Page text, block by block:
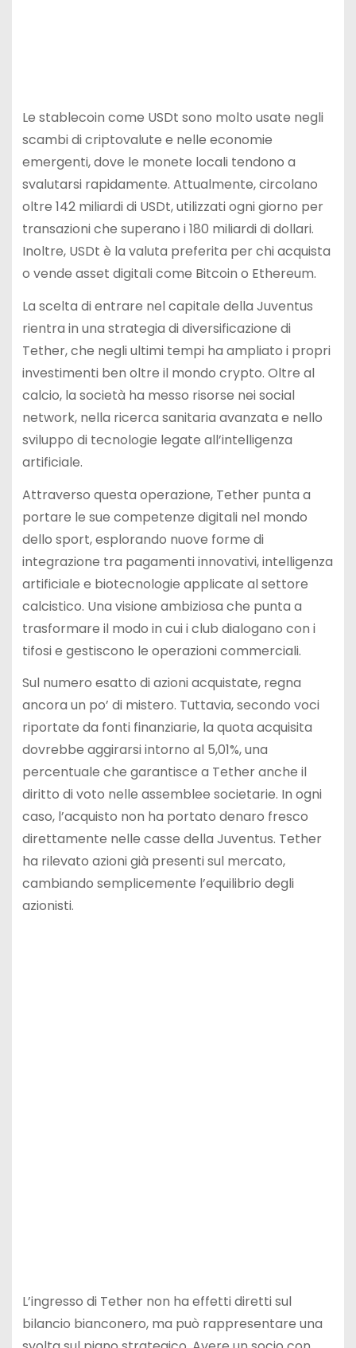
Le stablecoin come USDt sono molto usate negli
scambi di criptovalute e nelle economie
emergenti, dove le monete locali tendono a
svalutarsi rapidamente. Attualmente, circolano
oltre 142 miliardi di USDt, utilizzati ogni giorno per
transazioni che superano i 180 miliardi di dollari.
Inoltre, USDt è la valuta preferita per chi acquista
o vende asset digitali come Bitcoin o Ethereum.
La scelta di entrare nel capitale della Juventus
rientra in una strategia di diversificazione di
Tether, che negli ultimi tempi ha ampliato i propri
investimenti ben oltre il mondo crypto. Oltre al
calcio, la società ha messo risorse nei social
network, nella ricerca sanitaria avanzata e nello
sviluppo di tecnologie legate all’intelligenza
artificiale.
Attraverso questa operazione, Tether punta a
portare le sue competenze digitali nel mondo
dello sport, esplorando nuove forme di
integrazione tra pagamenti innovativi, intelligenza
artificiale e biotecnologie applicate al settore
calcistico. Una visione ambiziosa che punta a
trasformare il modo in cui i club dialogano con i
tifosi e gestiscono le operazioni commerciali.
Sul numero esatto di azioni acquistate, regna
ancora un po’ di mistero. Tuttavia, secondo voci
riportate da fonti finanziarie, la quota acquisita
dovrebbe aggirarsi intorno al 5,01%, una
percentuale che garantisce a Tether anche il
diritto di voto nelle assemblee societarie. In ogni
caso, l’acquisto non ha portato denaro fresco
direttamente nelle casse della Juventus. Tether
ha rilevato azioni già presenti sul mercato,
cambiando semplicemente l’equilibrio degli
azionisti.
L’ingresso di Tether non ha effetti diretti sul
bilancio bianconero, ma può rappresentare una